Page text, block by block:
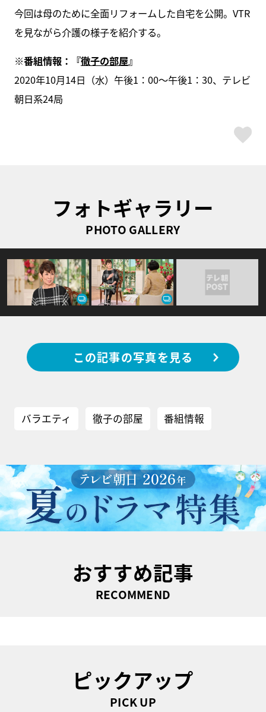
今回は母のために全面リフォームした自宅を公開。VTR
を見ながら介護の様子を紹介する。
※番組情報：『徹子の部屋』
2020年10月14日（水）午後1：00～午後1：30、テレビ
朝日系24局
フォトギャラリー
PHOTO GALLERY
この記事の写真を見る
バラエティ 徹子の部屋 番組情報
おすすめ記事
RECOMMEND
ピックアップ
PICK UP